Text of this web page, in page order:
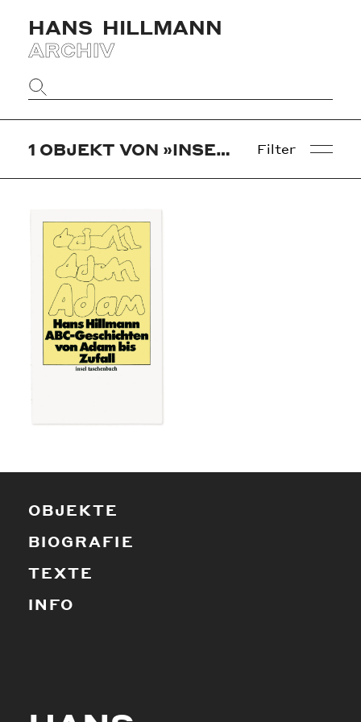
HANS HILLMANN
ARCHIV
Website
durchsuchen
1 OBJEKT VON »INSEL TASCHENBUCHVERLAG« Filter
OBJEKTE
BIOGRAFIE
TEXTE
INFO